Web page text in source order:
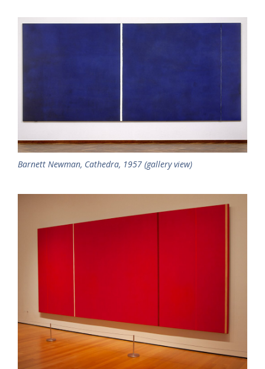
Barnett Newman, Cathedra, 1957 (gallery view)